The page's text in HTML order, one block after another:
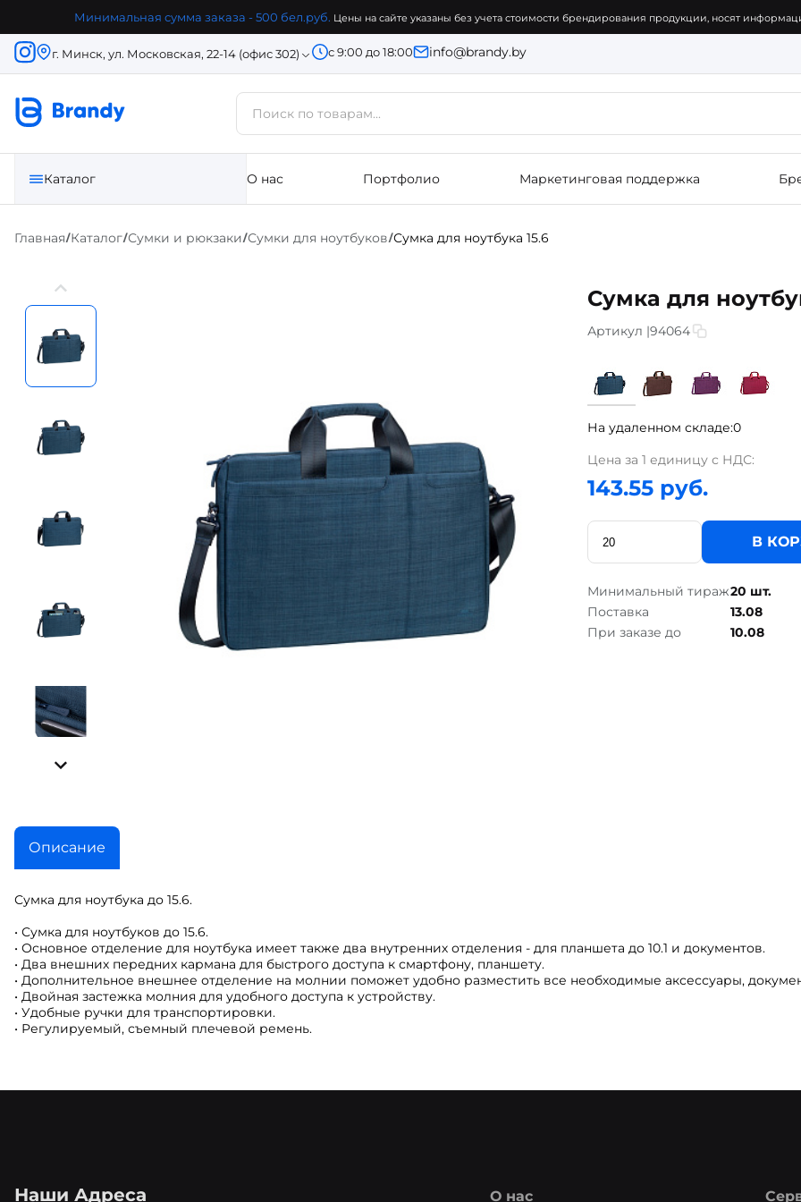
Минимальная сумма заказа - 500 бел.руб. Цены на сайте указаны без учета стоимости брендирования продукции, носят
г. Минск, ул. Московская, 22-14 (офис 302) с 9:00 до 18:00 info@brandy.by
Каталог О нас Портфолио Маркетинговая поддержка
Главная/Каталог/Сумки и рюкзаки/Сумки для ноутбуков/Сумка для ноутбука 15.6
Сумка для
Артикул |94064
На удаленном складе:0
Цена за 1 единицу с НДС:
143.55 руб.
В
Минимальный тираж20 шт.
Поставка
13.08
При заказе до
10.08
Описание
Сумка для ноутбука до 15.6.
• Сумка для ноутбуков до 15.6.
• Основное отделение для ноутбука имеет также два внутренних отделения - для планшета до 10.1 и документов.
• Два внешних передних кармана для быстрого доступа к смартфону, планшету.
• Дополнительное внешнее отделение на молнии поможет удобно разместить все необходимые аксессуары,
• Двойная застежка молния для удобного доступа к устройству.
• Удобные ручки для транспортировки.
• Регулируемый, съемный плечевой ремень.
Наши Адреса О нас